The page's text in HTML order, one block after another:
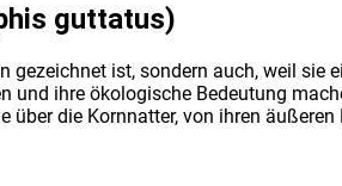
gut­ta­tus)
ist, son­dern auch, weil sie
ihre öko­lo­gi­sche Bedeu­tung
die Korn­nat­ter, von ihren